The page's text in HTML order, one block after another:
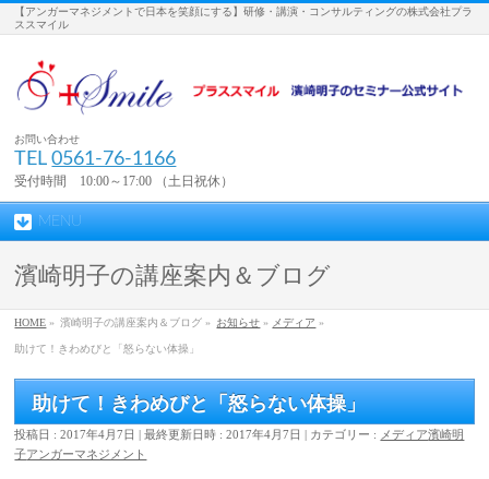
【アンガーマネジメントで日本を笑顔にする】研修・講演・コンサルティングの株式会社プラ
ススマイル
お問い合わせ
TEL0561-76-1166
受付時間 10:00～17:00 （土日祝休）
MENU
濱崎明子の講座案内＆ブログ
HOME » 濱崎明子の講座案内＆ブログ » お知らせ » メディア »
助けて！きわめびと「怒らない体操」
助けて！きわめびと「怒らない体操」
投稿日 : 2017年4月7日 最終更新日時 : 2017年4月7日 カテゴリー : メディア濱崎明
子アンガーマネジメント